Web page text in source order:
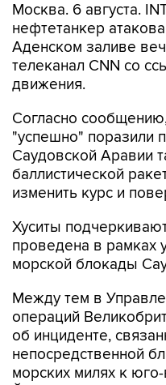
Москва. 6 августа.
нефтетанкер
Аденском заливе
телеканал CNN со
движения.
Согласно
"успешно" поразили
Саудовской Аравии
баллистической
изменить курс и
Хуситы
проведена в рамках
морской блокады
Между тем в
операций
об инциденте,
непосредственной
морских милях к